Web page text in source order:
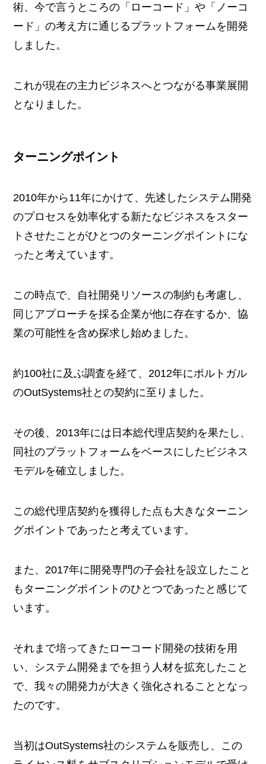
術、今で言うところの「ローコード」や「ノーコ
ード」の考え方に通じるプラットフォームを開発
しました。
これが現在の主力ビジネスへとつながる事業展開
となりました。
ターニングポイント
2010年から11年にかけて、先述したシステム開発
のプロセスを効率化する新たなビジネスをスター
トさせたことがひとつのターニングポイントにな
ったと考えています。
この時点で、自社開発リソースの制約も考慮し、
同じアプローチを採る企業が他に存在するか、協
業の可能性を含め探求し始めました。
約100社に及ぶ調査を経て、2012年にポルトガル
のOutSystems社との契約に至りました。
その後、2013年には日本総代理店契約を果たし、
同社のプラットフォームをベースにしたビジネス
モデルを確立しました。
この総代理店契約を獲得した点も大きなターニン
グポイントであったと考えています。
また、2017年に開発専門の子会社を設立したこと
もターニングポイントのひとつであったと感じて
います。
それまで培ってきたローコード開発の技術を用
い、システム開発までを担う人材を拡充したこと
で、我々の開発力が大きく強化されることとなっ
たのです。
当初はOutSystems社のシステムを販売し、この